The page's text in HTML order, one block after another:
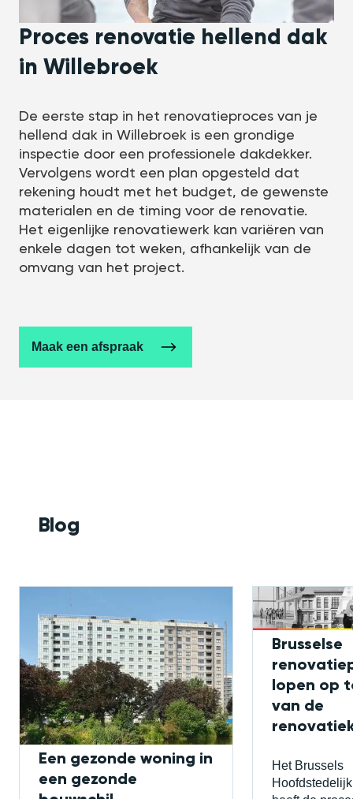
Proces renovatie hellend dak
in Willebroek
De eerste stap in het renovatieproces van je
hellend dak in Willebroek is een grondige
inspectie door een professionele dakdekker.
Vervolgens wordt een plan opgesteld dat
rekening houdt met het budget, de gewenste
materialen en de timing voor de renovatie.
Het eigenlijke renovatiewerk kan variëren van
enkele dagen tot weken, afhankelijk van de
omvang van het project.
Maak een afspraak
Blog
Een gezonde woning in
een gezonde
Brusselse
lopen op
van de
Het Brussels